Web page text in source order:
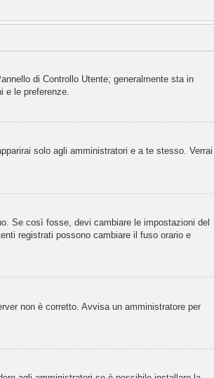
di Controllo Utente; generalmente sta in
e le preferenze.
solo agli amministratori e a te stesso. Verrai
Se così fosse, devi cambiare le impostazioni del
registrati possono cambiare il fuso orario e
non è corretto. Avvisa un amministratore per